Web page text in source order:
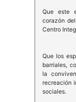
Que este
corazón
Centro
Que los
barriales,
la
recreación
sociales.